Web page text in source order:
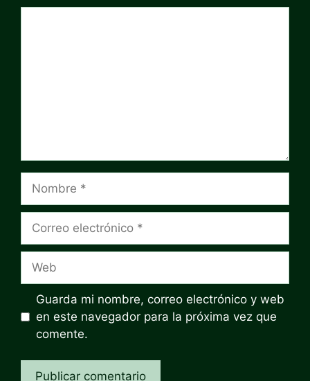
electrónico
Guarda mi nombre, correo electrónico y web
en este navegador para la próxima vez que
comente.